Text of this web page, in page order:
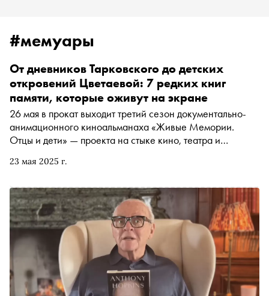
#мемуары
23 мая 2025 г.
От дневников Тарковского до детских
откровений Цветаевой: 7 редких книг
памяти, которые оживут на экране
26 мая в прокат выходит третий сезон документально-
анимационного киноальманаха «Живые Мемории.
Отцы и дети» — проекта на стыке кино, театра и
оживляют мемуары выдающихся русских художников,
прозвучат тексты Василия Перова, Марины Цветаевой,
Александра Вертинского, Андрея Тарковского и других.
«Сноб» рассказывает о семи книгах воспоминаний,
которые стали основой визуального путешествия по
русской культурной памяти